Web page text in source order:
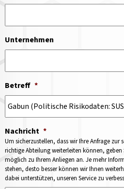
Unternehmen
Betreff *
Nachricht *
Um sicherzustellen, dass wir Ihre Anfrage zur
richtige Abteilung weiterleiten können, geben
möglich zu Ihrem Anliegen an. Je mehr
stehen, desto besser können wir Ihnen
dabei unterstützen, unseren Service zu